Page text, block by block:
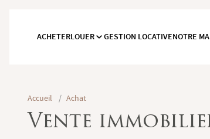
ACHETERLOUER GESTION LOCATIVENOTRE
Accueil / Achat
Vente